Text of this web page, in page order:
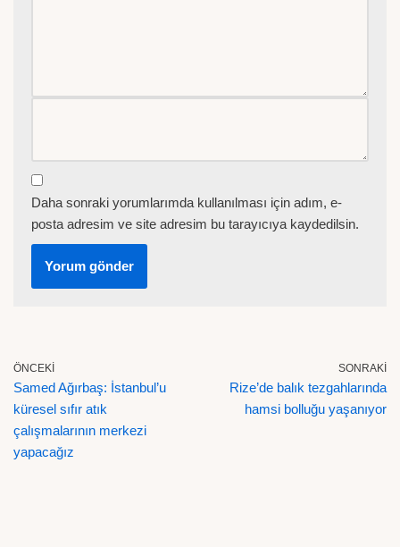
Daha sonraki yorumlarımda kullanılması için adım, e-
posta adresim ve site adresim bu tarayıcıya kaydedilsin.
ÖNCEKI
Samed Ağırbaş: İstanbul’u
küresel sıfır atık
çalışmalarının merkezi
yapacağız
SONRAKI
Rize’de balık tezgahlarında
hamsi bolluğu yaşanıyor